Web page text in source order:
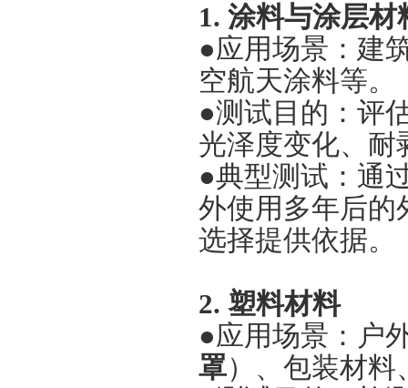
1. 涂料与涂层材
●应用场景：建
空航天涂料等。
●测试目的：评
光泽度变化、耐
●典型测试：通
外使用多年后的
选择提供依据。
2. 塑料材料
●应用场景：户
罩）、包装材